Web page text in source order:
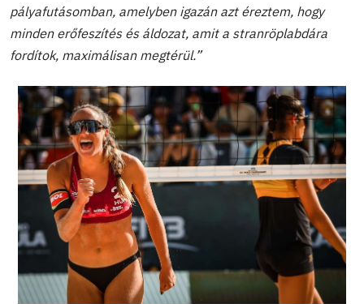
pályafutásomban, amelyben igazán azt éreztem, hogy
minden erőfeszítés és áldozat, amit a stranröplabdára
fordítok, maximálisan megtérül.”